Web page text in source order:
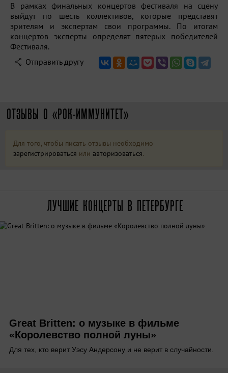
В рамках финальных концертов фестиваля на сцену
выйдут по шесть коллективов, которые представят
зрителям и экспертам свои программы. По итогам
концертов эксперты определят пятерых победителей
Фестиваля.
Отправить другу
ОТЗЫВЫ О «РОК-ИММУНИТЕТ»
Для того, чтобы писать отзывы необходимо
зарегистрироваться или авторизоваться.
ЛУЧШИЕ КОНЦЕРТЫ В ПЕТЕРБУРГЕ
Great Britten: о музыке в фильме
«Королевство полной луны»
Для тех, кто верит Уэсу Андерсону и не верит в случайности.